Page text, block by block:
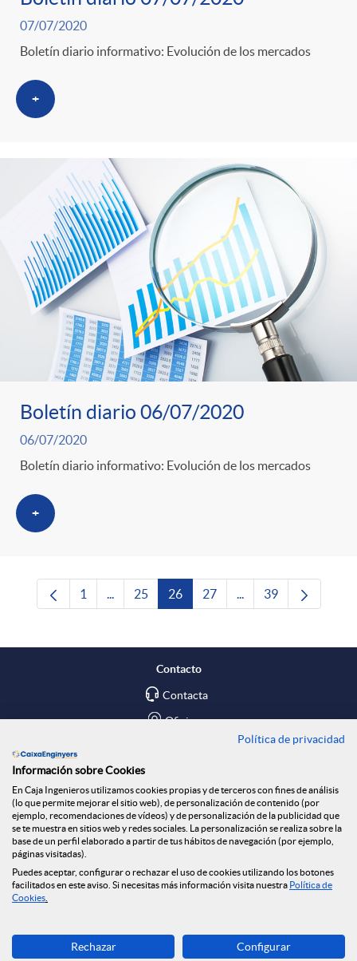
07/07/2020
Boletín diario informativo: Evolución de los mercados
+
Boletín diario 06/07/2020
06/07/2020
Boletín diario informativo: Evolución de los mercados
+
Página
1 ...Páginas intermedias Use TAB para
Página
25 Página
26 Página
27 ...Páginas intermedias
Página
39
Contacto
Contacta
Oficinas
Blog
Social
Tablón de anuncios
Seguridad Online
Descarga ahora
Banca MOBILE
Política de privacidad
Información sobre Cookies
En Caja Ingenieros utilizamos cookies propias y de terceros con fines de análisis
(lo que permite mejorar el sitio web), de personalización de contenido (por
ejemplo, recomendaciones de vídeos) y de personalización de la publicidad que
se te muestra en sitios web y redes sociales. La personalización se realiza sobre la
base de un perfil elaborado a partir de tus hábitos de navegación (por ejemplo,
páginas visitadas).
Puedes aceptar, configurar o rechazar el uso de cookies utilizando los botones
facilitados en este aviso. Si necesitas más información visita nuestra Política de
Cookies
Rechazar Configurar